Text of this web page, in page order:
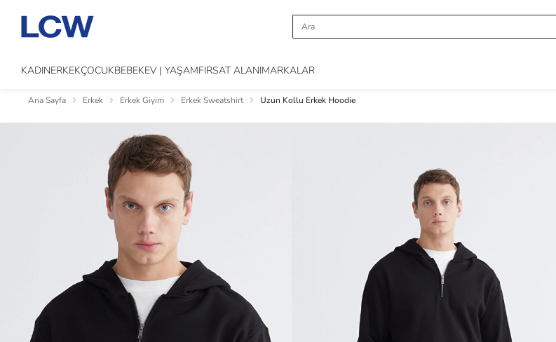
KADINERKEKÇOCUKBEBEKEV | YAŞAMFIRSAT ALANIMARKALAR
Ana Sayfa Erkek Erkek Giyim Erkek Sweatshirt Uzun Kollu Erkek Hoodie